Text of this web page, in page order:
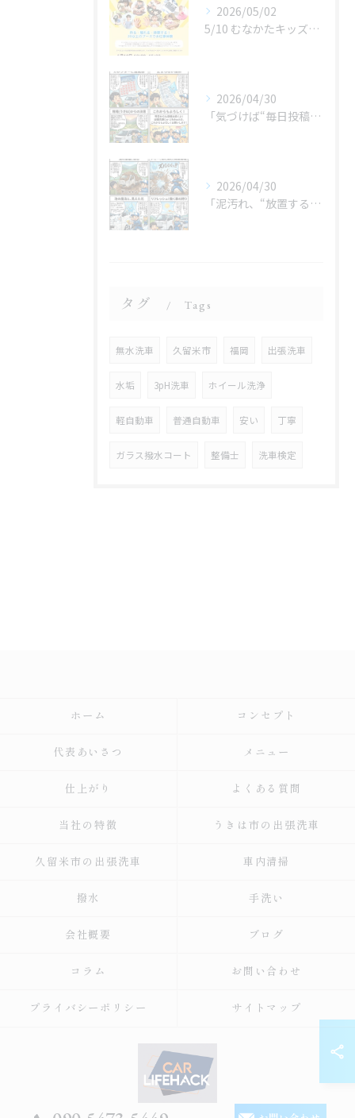
2026/05/02
5/10 むなかたキッズフェスタ 子どものお仕事体験
2026/04/30
「気づけば“毎日投稿”やってました😂」
2026/04/30
「泥汚れ、“放置すると最強クラス”です😇」
タグ Tags
無水洗車 久留米市 福岡 出張洗車
水垢 3pH洗車 ホイール洗浄
軽自動車 普通自動車 安い 丁寧
ガラス撥水コート 整備士 洗車検定
ホーム コンセプト
代表あいさつ メニュー
仕上がり よくある質問
当社の特徴 うきは市の出張洗車
久留米市の出張洗車 車内清掃
撥水 手洗い
会社概要 ブログ
コラム お問い合わせ
プライバシーポリシー サイトマップ